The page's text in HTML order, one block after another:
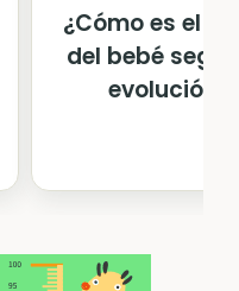
¿Cómo es el
del bebé
evolución?